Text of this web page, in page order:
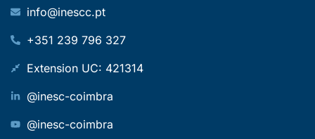
info@inescc.pt
+351 239 796 327
Extension UC: 421314
@inesc-coimbra
@inesc-coimbra